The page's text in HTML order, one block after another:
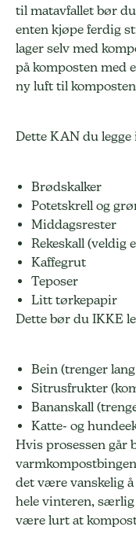
til matavfallet bør
enten kjøpe ferdig
lager selv med
på komposten med
ny luft til
Dette KAN du
Brødskalker
Potetskrell og
Middagsrester
Rekeskall (veldig
Kaffegrut
Teposer
Litt tørkepapir
Dette bør du IKKE
Bein (trenger
Sitrusfrukter
Bananskall
Katte- og
Hvis prosessen går
det være vanskelig
hele vinteren, særlig
være lurt at